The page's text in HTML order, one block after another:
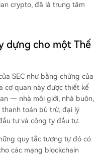
crypto, đã là trung tâm
dựng cho một Thế
SEC như bằng chứng của
cơ quan này được thiết kế
— nhà môi giới, nhà buôn,
toán bù trừ, đại lý
tư và công ty đầu tư.
quy tắc tương tự đó có
các mạng blockchain